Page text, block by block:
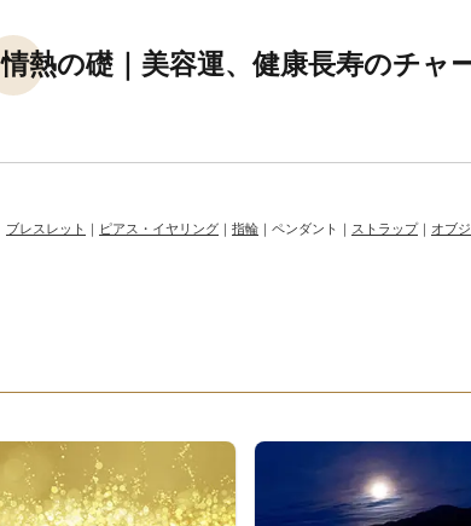
情熱の礎｜美容運、健康長寿のチャ
ブレスレット ｜ ピアス・イヤリング ｜ 指輪 ｜ペンダント｜ ストラップ｜ オブ